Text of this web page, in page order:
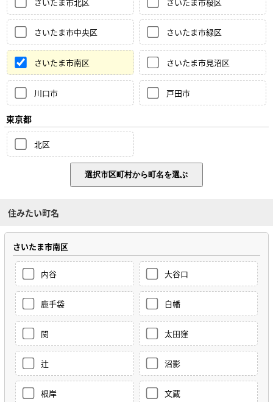
さいたま市中央区 さいたま市緑区
さいたま市南区 さいたま市見沼区
川口市 戸田市
東京都
北区
住みたい町名
さいたま市南区
内谷 大谷口
鹿手袋 白幡
関 太田窪
辻 沼影
根岸 文蔵